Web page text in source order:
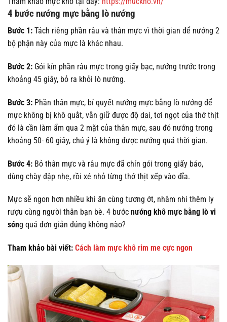
4 bước nướng mực bằng lò nướng
Bước 1: Tách riêng phần râu và thân mực vì thời gian để nướng 2
bộ phận này của mực là khác nhau.
Bước 2: Gói kín phần râu mực trong giấy bạc, nướng trước trong
khoảng 45 giây, bỏ ra khỏi lò nướng.
Bước 3: Phần thân mực, bí quyết nướng mực bằng lò nướng để
mực không bị khô quắt, vẫn giữ được độ dai, tơi ngọt của thớ thịt
đó là cần làm ẩm qua 2 mặt của thân mực, sau đó nướng trong
khoảng 50- 60 giây, chú ý là không được nướng quá thời gian.
Bước 4: Bỏ thân mực và râu mực đã chín gói trong giấy báo,
dùng chày đập nhẹ, rồi xé nhỏ từng thớ thịt xếp vào đĩa.
Mực sẽ ngon hơn nhiều khi ăn cùng tương ớt, nhâm nhi thêm ly
rượu cùng người thân bạn bè. 4 bước nướng khô mực bằng lò vi
sóng quá đơn giản đúng không nào?
Tham khảo bài viết: Cách làm mực khô rim me cực ngon